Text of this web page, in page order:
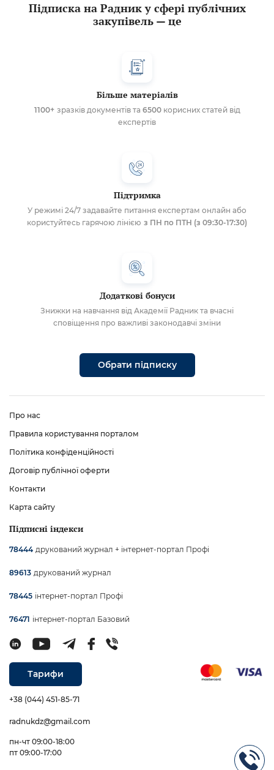
Підписка на Радник у сфері публічних
закупівель — це
Більше матеріалів
1100+ зразків документів та 6500корисних статей від
експертів
Підтримка
У режимі 24/7 задавайте питання експертам онлайн або
користуйтесь гарячою лінією з ПН по ПТН (з 09:30-17:30)
Додаткові бонуси
Знижки на навчання від Академії Радник та вчасні
сповіщення про важливі законодавчі зміни
Обрати підписку
Про нас
Правила користування порталом
Політика конфіденційності
Договір публічної оферти
Контакти
Карта сайту
Підписні індекси
78444 друкований журнал + інтернет-портал Профі
89613 друкований журнал
78445 інтернет-портал Профі
76471 інтернет-портал Базовий
Тарифи
+38 (044) 451-85-71
radnukdz@gmail.com
пн-чт 09:00-18:00
пт 09:00-17:00